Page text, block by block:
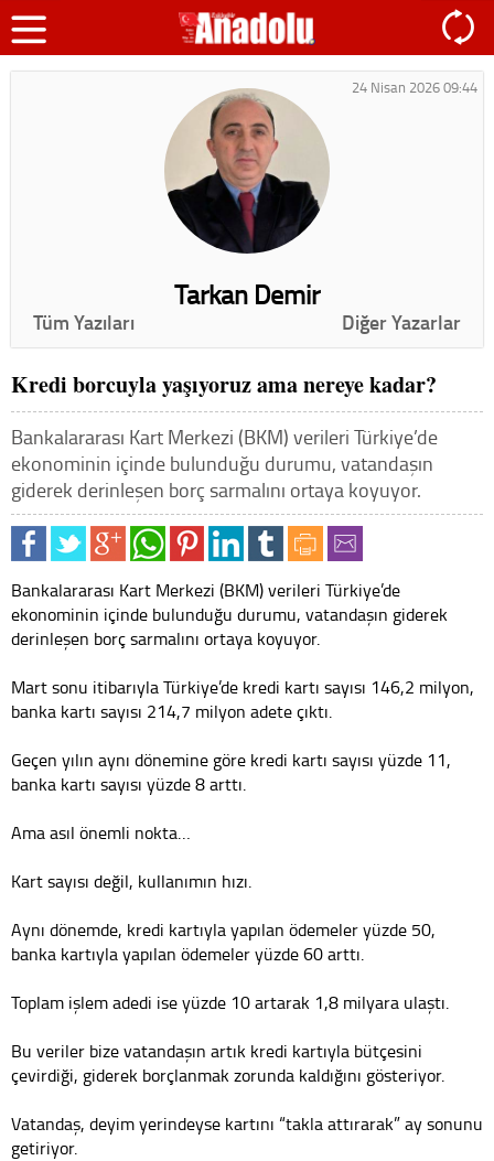
24 Nisan 2026 09:44
Tarkan Demir
Tüm Yazıları Diğer Yazarlar
Kredi borcuyla yaşıyoruz ama nereye kadar?
Bankalararası Kart Merkezi (BKM) verileri Türkiye’de
ekonominin içinde bulunduğu durumu, vatandaşın
giderek derinleşen borç sarmalını ortaya koyuyor.
Bankalararası Kart Merkezi (BKM) verileri Türkiye’de
ekonominin içinde bulunduğu durumu, vatandaşın giderek
derinleşen borç sarmalını ortaya koyuyor.
Mart sonu itibarıyla Türkiye’de kredi kartı sayısı 146,2 milyon,
banka kartı sayısı 214,7 milyon adete çıktı.
Geçen yılın aynı dönemine göre kredi kartı sayısı yüzde 11,
banka kartı sayısı yüzde 8 arttı.
Ama asıl önemli nokta…
Kart sayısı değil, kullanımın hızı.
Aynı dönemde, kredi kartıyla yapılan ödemeler yüzde 50,
banka kartıyla yapılan ödemeler yüzde 60 arttı.
Toplam işlem adedi ise yüzde 10 artarak 1,8 milyara ulaştı.
Bu veriler bize vatandaşın artık kredi kartıyla bütçesini
çevirdiği, giderek borçlanmak zorunda kaldığını gösteriyor.
Vatandaş, deyim yerindeyse kartını “takla attırarak” ay sonunu
getiriyor.